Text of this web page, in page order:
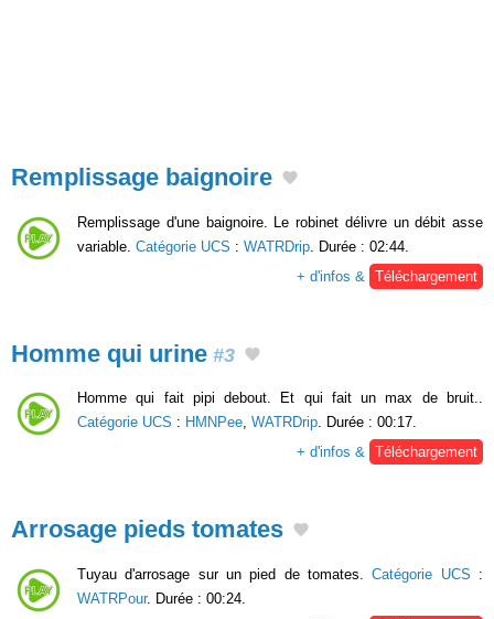
Remplissage baignoire
Remplissage d'une baignoire. Le robinet délivre un débit asse
variable. Catégorie UCS : WATRDrip . Durée : 02:44.
+ d'infos &
Téléchargement
Homme qui urine #3
Homme qui fait pipi debout. Et qui fait un max de bruit..
Catégorie UCS : HMNPee, WATRDrip. Durée : 00:17.
+ d'infos & Téléchargement
Arrosage pieds tomates
Tuyau d'arrosage sur un pied de tomates.Catégorie UCS :
WATRPour. Durée : 00:24.